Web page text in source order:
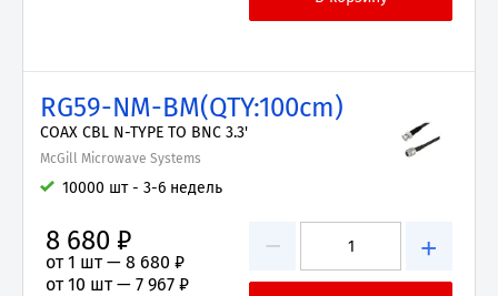
RG59-NM-BM(QTY:100cm)
COAX CBL N-TYPE TO BNC 3.3'
McGill Microwave Systems
10000 шт - 3-6 недель
− +
8 680 ₽
от 1 шт — 8 680 ₽
от 10 шт — 7 967 ₽